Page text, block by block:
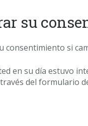
su
consentimiento si
en su día estuvo
del formulario